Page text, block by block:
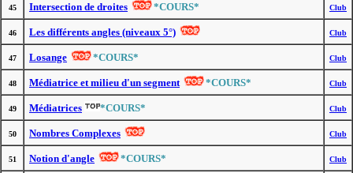
45 Intersection de droites *COURS* Club
46 Les différents angles (niveaux 5°) Club
47 Losange *COURS* Club
48 Médiatrice et milieu d'un segment *COURS* Club
49 Médiatrices *COURS* Club
50 Nombres Complexes Club
51 Notion d'angle *COURS* Club